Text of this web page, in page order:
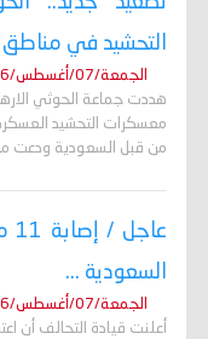
التحشيد في مناطق
الجمعة/07/أغسطس/2026 - 08:36 م
هددت جماعة الحوثي
معسكرات التحشيد
من قبل السعودية ودعت
السعودية ...
الجمعة/07/أغسطس/2026 - 12:38 ص
أعلنت قيادة التحالف أن